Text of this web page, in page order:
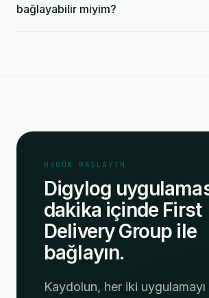
bağlayabilir miyim?
BUGÜN BAŞLAYIN
Digylog
dakika içinde First
Delivery Group ile
bağlayın.
Kaydolun, her iki uygulamayı